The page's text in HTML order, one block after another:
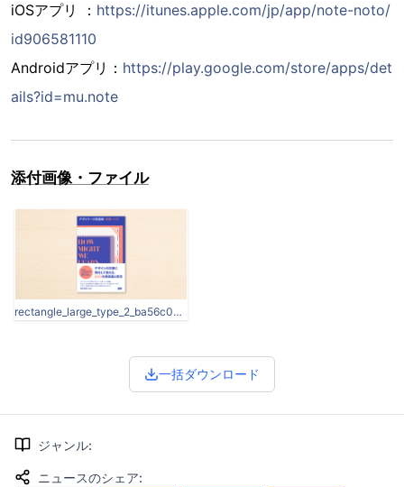
iOSアプリ ： https://itunes.apple.com/jp/app/note-noto/
id906581110
Androidアプリ： https://play.google.com/store/apps/det
ails?id=mu.note
添付画像・ファイル
rectangle_large_type_2_ba56c083cef6a03512dd6dcfd79d69cb.png
一括ダウンロード
ジャンル:
ニュースのシェア: